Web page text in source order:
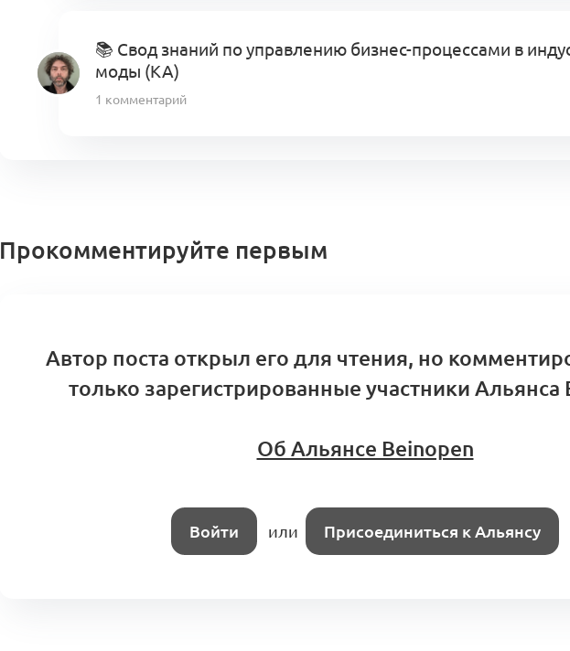
📚 Свод знаний по управлению бизнес-процессами в
моды (KA)
1 комментарий
Прокомментируйте первым
Автор поста открыл его для чтения, но
только зарегистрированные участники Альянса
Об Альянсе Beinopen
Войти или Присоединиться к Альянсу